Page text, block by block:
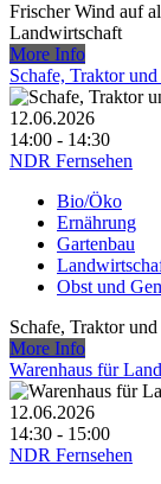
Frischer Wind auf
Landwirtschaft
More Info
Schafe, Traktor
12.06.2026
14:00 - 14:30
NDR Fernsehen
Bio/Öko
Ernährung
Gartenbau
Obst und
Schafe, Traktor
More Info
Warenhaus für
12.06.2026
14:30 - 15:00
NDR Fernsehen